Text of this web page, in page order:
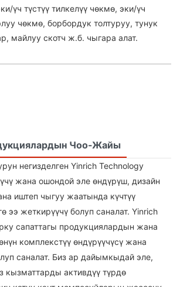
үч түстүү тилкелүү чөкмө, эки/үч
чөкмө, борбордук толтуруу, тунук
майлуу скотч ж.б. чыгара алат.
Чоо-Жайы
негизделген Yinrich Technology
жана ошондой эле өндүрүш, дизайн
иштеп чыгуу жаатында күчтүү
ээ жеткирүүчү болуп саналат. Yinrich
сапаттагы продукциялардын жана
комплекстүү өндүрүүчүсү жана
саналат. Биз ар дайымкыдай эле,
кызматтарды активдүү түрдө